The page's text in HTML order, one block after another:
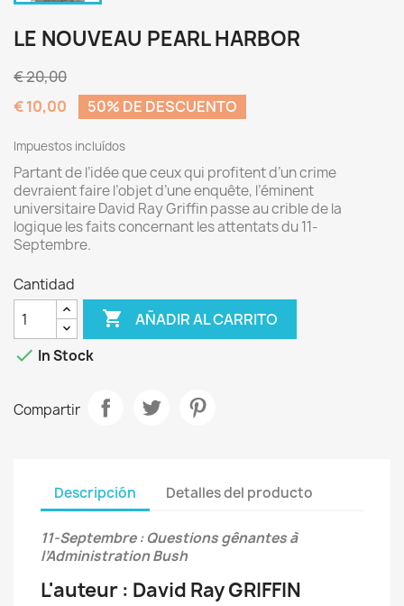
LE NOUVEAU PEARL HARBOR
€ 20,00
€ 10,00
50% DE DESCUENTO
Impuestos incluídos
Partant de l’idée que ceux qui profitent d’un crime
devraient faire l’objet d’une enquête, l’éminent
universitaire David Ray Griffin passe au crible de la
logique les faits concernant les attentats du 11-
Septembre.
Cantidad
 AÑADIR AL CARRITO
 In Stock
Compartir
Descripción Detalles del producto
11-Septembre : Questions gênantes à
l’Administration Bush
L'auteur : David Ray GRIFFIN